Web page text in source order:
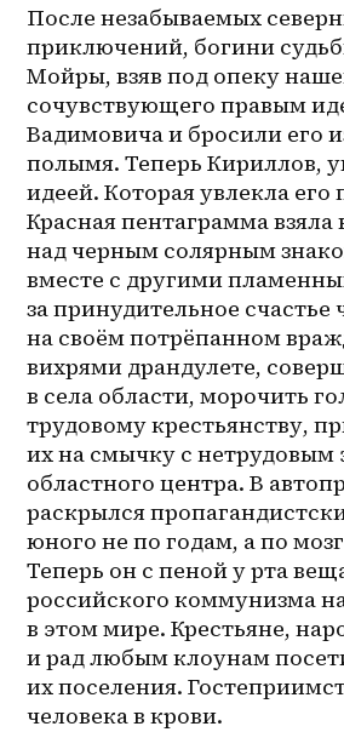
После незабываемых
приключений, богини
Мойры, взяв под опеку
сочувствующего правым
Вадимовича и бросили его
полымя. Теперь Кириллов,
идеей. Которая увлекла
Красная пентаграмма взяла
над черным солярным
вместе с другими
за принудительное счастье
на своём потрёпанном
вихрями драндулете,
в села области, морочить
трудовому крестьянству,
их на смычку с
областного центра. В
раскрылся
юного не по годам, а по
Теперь он с пеной у рта
российского коммунизма
в этом мире. Крестьяне,
и рад любым клоунам
их поселения.
человека в крови.